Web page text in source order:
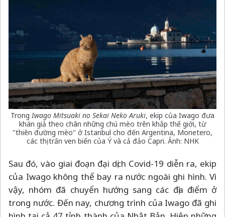
TrongIwago Mitsuaki no Sekai Neko Aruki, ekip của Iwago đưa
khán giả theo chân những chú mèo trên khắp thế giới, từ
"thiên đường mèo" ở Istanbul cho đến Argentina, Monetero,
các thị trấn ven biển của Ý và cả đảo Capri. Ảnh: NHK
Sau đó, vào giai đoạn đại dịch Covid-19 diễn ra, ekip
của Iwago không thể bay ra nước ngoài ghi hình. Vì
vậy, nhóm đã chuyển hướng sang các địa điểm ở
trong nước. Đến nay, chương trình của Iwago đã ghi